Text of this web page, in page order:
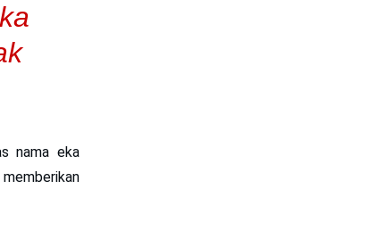
nama eka